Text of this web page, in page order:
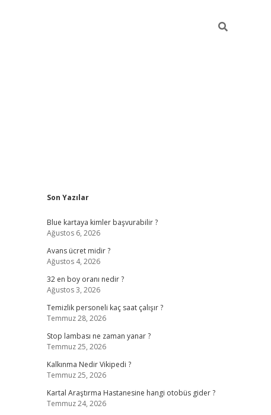
Sidebar
Son Yazılar
Blue kartaya kimler başvurabilir ?
Ağustos 6, 2026
Avans ücret midir ?
Ağustos 4, 2026
32 en boy oranı nedir ?
Ağustos 3, 2026
Temizlik personeli kaç saat çalışır ?
Temmuz 28, 2026
Stop lambası ne zaman yanar ?
Temmuz 25, 2026
Kalkınma Nedir Vikipedi ?
Temmuz 25, 2026
Kartal Araştırma Hastanesine hangi otobüs gider ?
Temmuz 24, 2026